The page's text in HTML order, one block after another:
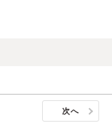
次へ